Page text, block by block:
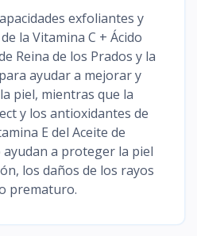
exfoliantes y
la Vitamina C + Ácido
Reina de los Prados y la
ayudar a mejorar y
piel, mientras que la
y los antioxidantes de
E del Aceite de
ayudan a proteger la piel
los daños de los rayos
prematuro.